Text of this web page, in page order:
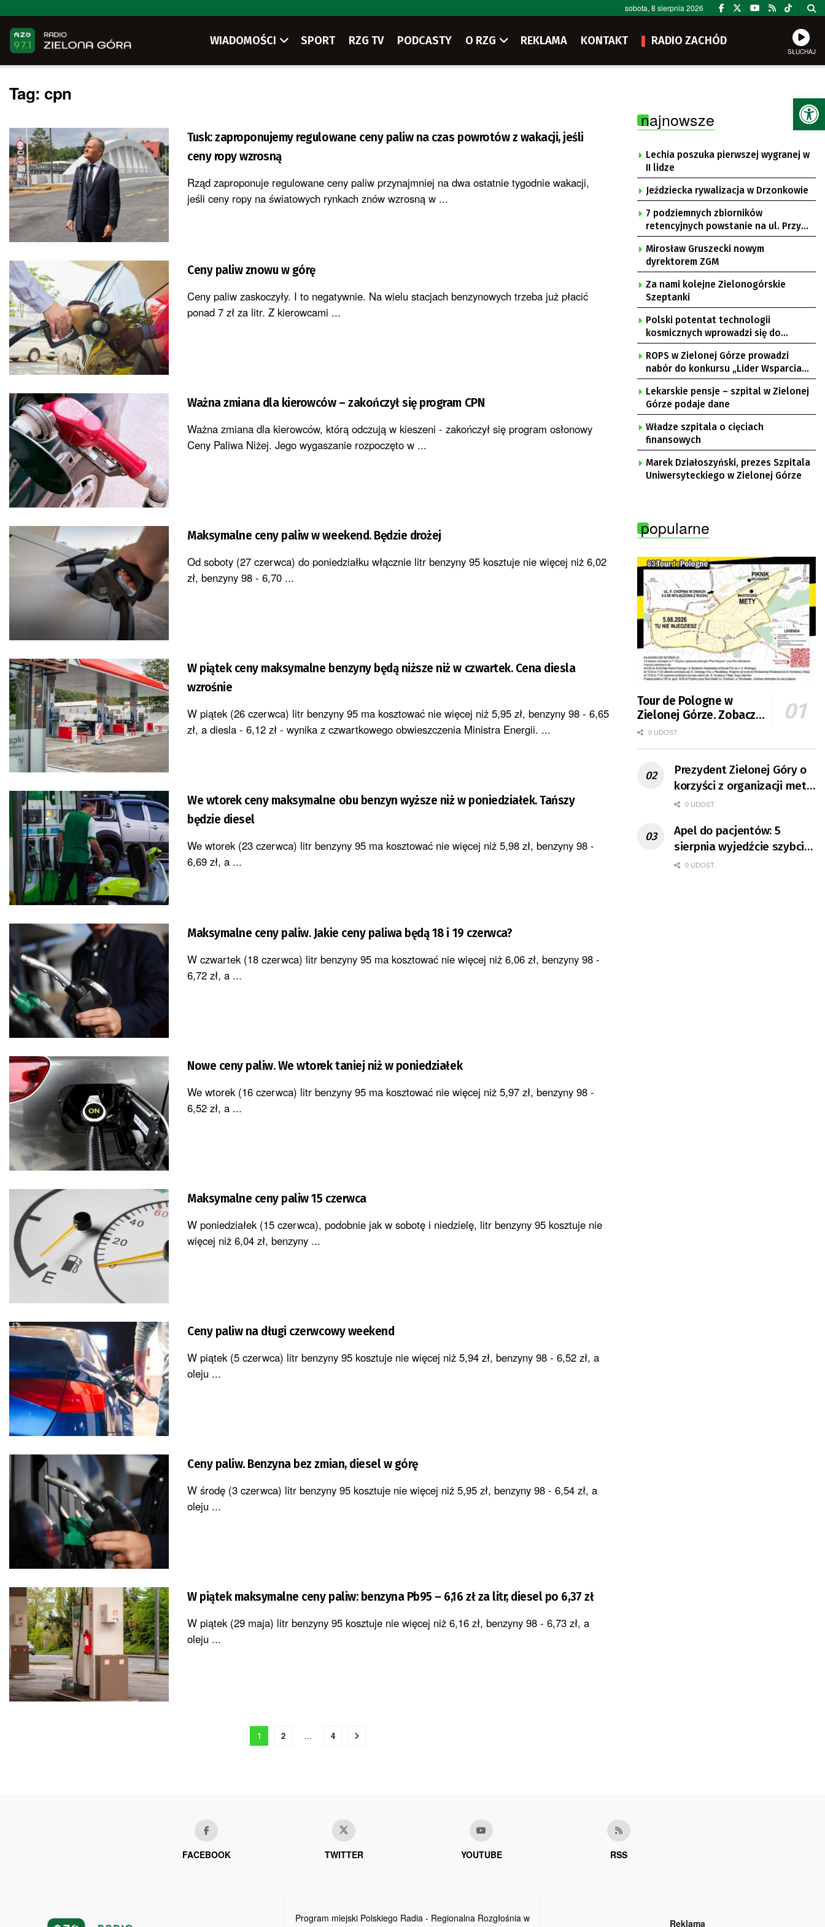
sobota, 8 sierpnia 2026
WIADOMOŚCI SPORT RZG TV PODCASTY O RZG REKLAMA KONTAKT RADIO ZACHÓD
SŁUCHAJ
Tag: cpn
Tusk: zaproponujemy regulowane ceny paliw na czas powrotów z wakacji, jeśli
ceny ropy wzrosną
Rząd zaproponuje regulowane ceny paliw przynajmniej na dwa ostatnie tygodnie wakacji,
jeśli ceny ropy na światowych rynkach znów wzrosną w ...
Ceny paliw znowu w górę
Ceny paliw zaskoczyły. I to negatywnie. Na wielu stacjach benzynowych trzeba już płacić
ponad 7 zł za litr. Z kierowcami ...
Ważna zmiana dla kierowców – zakończył się program CPN
Ważna zmiana dla kierowców, którą odczują w kieszeni - zakończył się program osłonowy
Ceny Paliwa Niżej. Jego wygaszanie rozpoczęto w ...
Maksymalne ceny paliw w weekend. Będzie drożej
Od soboty (27 czerwca) do poniedziałku włącznie litr benzyny 95 kosztuje nie więcej niż 6,02
zł, benzyny 98 - 6,70 ...
W piątek ceny maksymalne benzyny będą niższe niż w czwartek. Cena diesla
wzrośnie
W piątek (26 czerwca) litr benzyny 95 ma kosztować nie więcej niż 5,95 zł, benzyny 98 - 6,65
zł, a diesla - 6,12 zł - wynika z czwartkowego obwieszczenia Ministra Energii. ...
We wtorek ceny maksymalne obu benzyn wyższe niż w poniedziałek. Tańszy
będzie diesel
We wtorek (23 czerwca) litr benzyny 95 ma kosztować nie więcej niż 5,98 zł, benzyny 98 -
6,69 zł, a ...
Maksymalne ceny paliw. Jakie ceny paliwa będą 18 i 19 czerwca?
W czwartek (18 czerwca) litr benzyny 95 ma kosztować nie więcej niż 6,06 zł, benzyny 98 -
6,72 zł, a ...
Nowe ceny paliw. We wtorek taniej niż w poniedziałek
We wtorek (16 czerwca) litr benzyny 95 ma kosztować nie więcej niż 5,97 zł, benzyny 98 -
6,52 zł, a ...
Maksymalne ceny paliw 15 czerwca
W poniedziałek (15 czerwca), podobnie jak w sobotę i niedzielę, litr benzyny 95 kosztuje nie
więcej niż 6,04 zł, benzyny ...
Ceny paliw na długi czerwcowy weekend
W piątek (5 czerwca) litr benzyny 95 kosztuje nie więcej niż 5,94 zł, benzyny 98 - 6,52 zł, a
oleju ...
Ceny paliw. Benzyna bez zmian, diesel w górę
W środę (3 czerwca) litr benzyny 95 kosztuje nie więcej niż 5,95 zł, benzyny 98 - 6,54 zł, a
oleju ...
W piątek maksymalne ceny paliw: benzyna Pb95 – 6,16 zł za litr, diesel po 6,37 zł
W piątek (29 maja) litr benzyny 95 kosztuje nie więcej niż 6,16 zł, benzyny 98 - 6,73 zł, a
oleju ...
1 2 … 4
najnowsze
Lechia poszuka pierwszej wygranej w
II lidze
Jeździecka rywalizacja w Drzonkowie
7 podziemnych zbiorników
retencyjnych powstanie na ul. Przy
Gazowni
Mirosław Gruszecki nowym
dyrektorem ZGM
Za nami kolejne Zielonogórskie
Szeptanki
Polski potentat technologii
kosmicznych wprowadzi się do
Zielonej Góry
ROPS w Zielonej Górze prowadzi
nabór do konkursu „Lider Wsparcia
Seniora”
Lekarskie pensje – szpital w Zielonej
Górze podaje dane
Władze szpitala o cięciach
finansowych
Marek Działoszyński, prezes Szpitala
Uniwersyteckiego w Zielonej Górze
popularne
Tour de Pologne w
Zielonej Górze. Zobacz
zmiany w organizacji
0 UDOST.
Prezydent Zielonej Góry o
korzyści z organizacji mety
Tour de Pologne
0 UDOST.
Apel do pacjentów: 5
sierpnia wyjedźcie szybciej
z domów
0 UDOST.
FACEBOOK TWITTER YOUTUBE RSS
Program miejski Polskiego Radia - Regionalna Rozgłośnia w
Reklama